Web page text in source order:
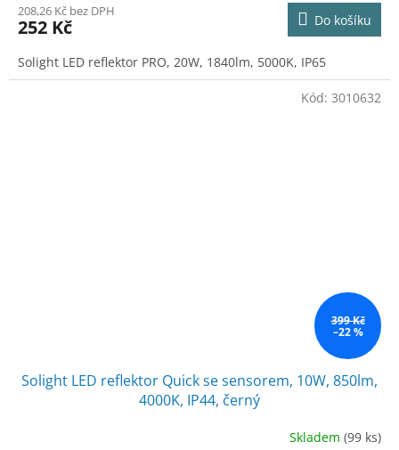
208,26 Kč bez DPH
252 Kč Do košíku
Solight LED reflektor PRO, 20W, 1840lm, 5000K, IP65
399 Kč
–22 %
Solight LED reflektor Quick se sensorem, 10W, 850lm,
4000K, IP44, černý
Skladem (99 ks)
Kód: 3010632